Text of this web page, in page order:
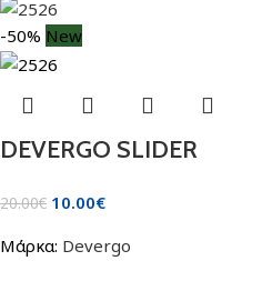
-50% New
DEVERGO SLIDER
20.00€ 10.00€
Μάρκα: Devergo